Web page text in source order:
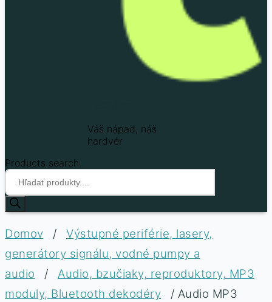
Váš nápad, náš
hardvér
Products search
Domov /
Výstupné periférie, lasery,
generátory signálu, vodné pumpy a
audio
/
Audio, bzučiaky, reproduktory, MP3
moduly, Bluetooth dekodéry
/ Audio MP3